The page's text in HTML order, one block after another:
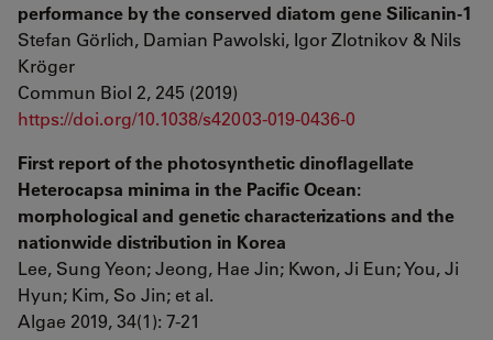
performance by the conserved diatom gene Silicanin-1
Stefan Görlich, Damian Pawolski, Igor Zlotnikov & Nils
Kröger
Commun Biol 2, 245 (2019)
https://doi.org/10.1038/s42003-019-0436-0
First report of the photosynthetic dinoflagellate
Heterocapsa minima in the Pacific Ocean:
morphological and genetic characterizations and the
nationwide distribution in Korea
Lee, Sung Yeon; Jeong, Hae Jin; Kwon, Ji Eun; You, Ji
Hyun; Kim, So Jin; et al.
Algae 2019, 34(1): 7-21